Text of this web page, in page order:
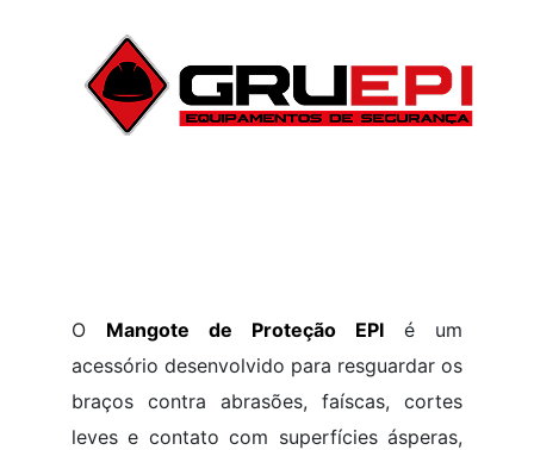
O Mangote de Proteção EPI é um
acessório desenvolvido para resguardar os
braços contra abrasões, faíscas, cortes
leves e contato com superfícies ásperas,